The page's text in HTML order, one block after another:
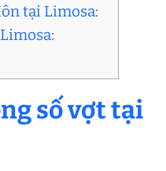
tại Limosa:
số vợt tại